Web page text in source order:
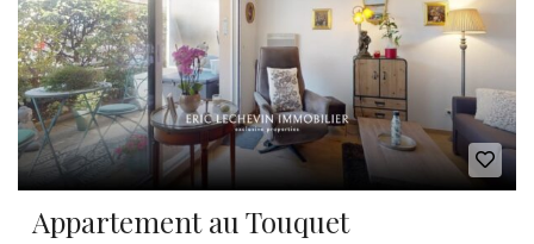
Appartement au Touquet